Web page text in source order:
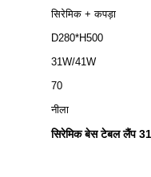
सिरेमिक + कपड़ा
D280*H500
31W/41W
70
नीला
सिरेमिक बेस टेबल लैंप